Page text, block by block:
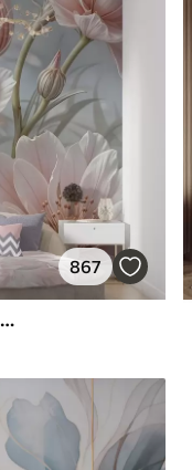
867
Великі, ніжні білі та рожеві квіти півонії з м'якими, пухнастими пелюстками на розмитому сірому тлі